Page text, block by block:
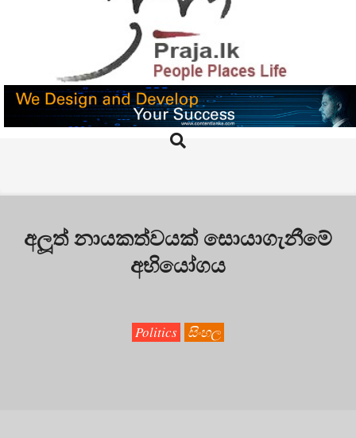
PRAJA.LK
Search
අලූත් නායකත්වයක් සොයාගැනීමේ
අභියෝගය
Politics සිංහල